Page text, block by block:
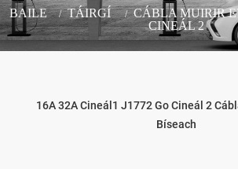
BAILE TÁIRGÍ CÁBLA MUIRIR
CINEÁL 2
16A 32A Cineál1 J1772 Go Cineál 2
Bíseach